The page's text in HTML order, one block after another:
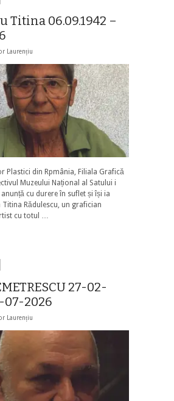
Titina 06.09.1942 –
Laurențiu
Plastici din Rpmânia, Filiala Grafică
Muzeului Național al Satului i
anunță cu durere în suflet și își ia
Rădulescu, un grafician
cu totul …
27-02-
07-2026
Laurențiu